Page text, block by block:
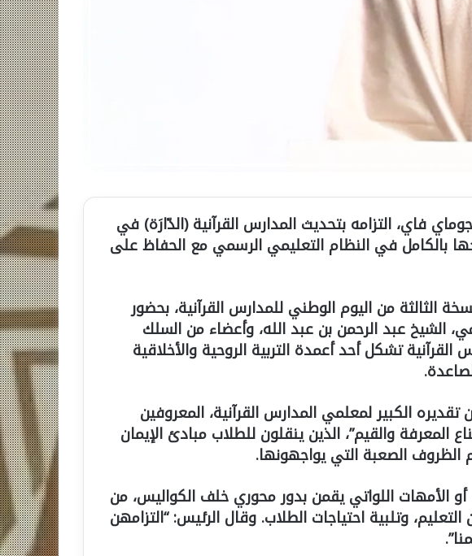
فاي، التزامه بتحديث المدارس القرآنية (الدّارَة) في
بالكامل في النظام التعليمي الرسمي مع الحفاظ على
الثالثة من اليوم الوطني للمدارس القرآنية، بحضور
الشيخ عبد الرحمن بن عبد الله، وأعضاء من السلك
تشكل أحد أعمدة التربية الروحية والأخلاقية
الكبير لمعلمي المدارس القرآنية، المعروفين
المعرفة والقيم”، الذين ينقلون للطلاب مبادئ الإيمان
الظروف الصعبة التي يواجهونها.
أو الأمهات اللواتي يقمن بدور محوري خلف الكواليس، من
وتلبية احتياجات الطلاب. وقال الرئيس: “التزامهن